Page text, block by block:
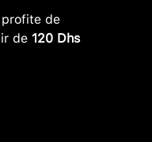
de
de 120 Dhs